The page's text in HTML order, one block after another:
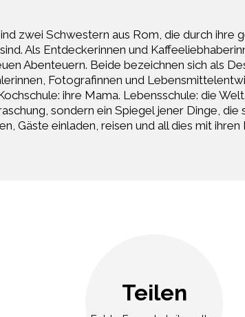
zwei Schwestern aus Rom, die durch ihre
Als Entdeckerinnen und
Abenteuern. Beide bezeichnen sich als
Fotografinnen und
ihre Mama. Lebensschule: die
sondern ein Spiegel jener Dinge, die
Gäste einladen, reisen und all dies mit ihren
Teilen